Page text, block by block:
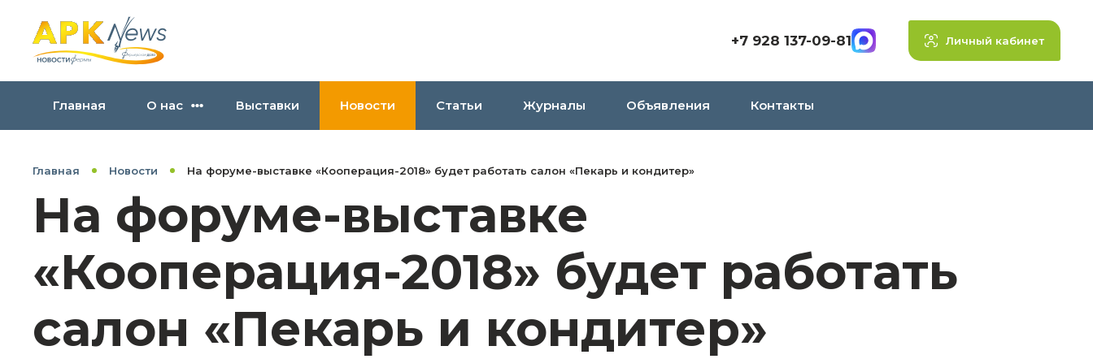
+7 928 137-09-81 Личный кабинет
Главная О нас Выставки Новости Статьи Журналы Объявления Контакты
Главная Новости На форуме-выставке «Кооперация-2018» будет работать салон «Пекарь и кондитер»
На форуме-выставке
«Кооперация-2018» будет работать
салон «Пекарь и кондитер»